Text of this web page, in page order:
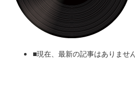
■現在、最新の記事はありません